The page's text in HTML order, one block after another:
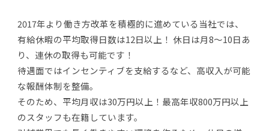
2017年より働き方改革を積極的に進めている当社では、
有給休暇の平均取得日数は12日以上！ 休日は月8～10日あ
り、連休の取得も可能です！
待遇面ではインセンティブを支給するなど、高収入が可能
な報酬体制を整備。
そのため、平均月収は30万円以上！最高年収800万円以上
のスタッフも在籍しています。